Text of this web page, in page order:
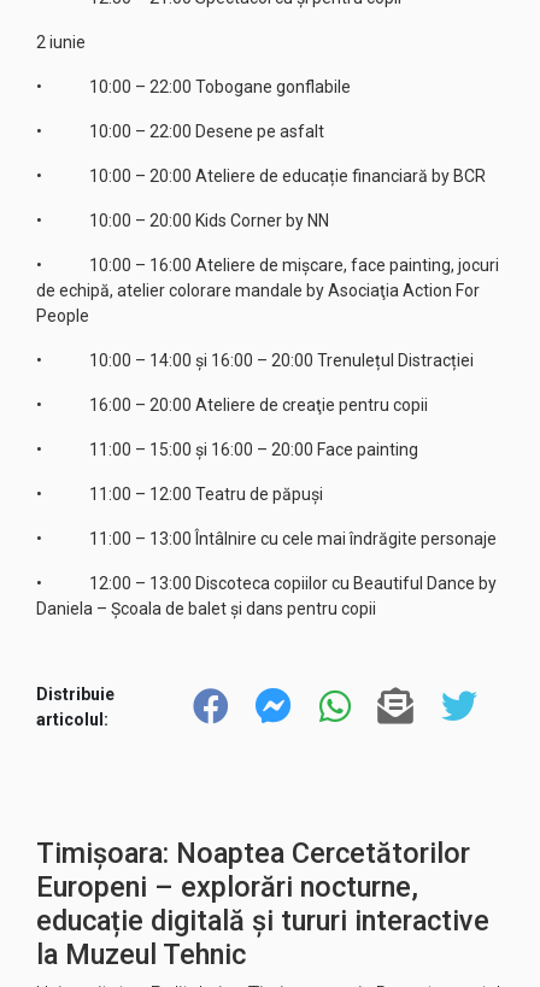
2 iunie
• 10:00 – 22:00 Tobogane gonflabile
• 10:00 – 22:00 Desene pe asfalt
• 10:00 – 20:00 Ateliere de educație financiară by BCR
• 10:00 – 20:00 Kids Corner by NN
• 10:00 – 16:00 Ateliere de mişcare, face painting, jocuri
de echipă, atelier colorare mandale by Asociaţia Action For
People
• 10:00 – 14:00 și 16:00 – 20:00 Trenulețul Distracției
• 16:00 – 20:00 Ateliere de creaţie pentru copii
• 11:00 – 15:00 şi 16:00 – 20:00 Face painting
• 11:00 – 12:00 Teatru de păpuşi
• 11:00 – 13:00 Întâlnire cu cele mai îndrăgite personaje
• 12:00 – 13:00 Discoteca copiilor cu Beautiful Dance by
Daniela – Școala de balet și dans pentru copii
Distribuie
articolul:
Timișoara: Noaptea Cercetătorilor
Europeni – explorări nocturne,
educație digitală și tururi interactive
la Muzeul Tehnic